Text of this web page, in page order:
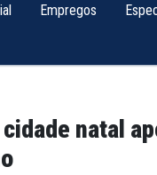
Empregos
natal